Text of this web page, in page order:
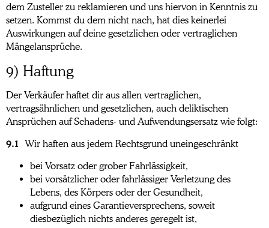
dem Zusteller zu reklamieren und uns hiervon in Kenntnis zu
setzen. Kommst du dem nicht nach, hat dies keinerlei
Auswirkungen auf deine gesetzlichen oder vertraglichen
Mängelansprüche.
9) Haftung
Der Verkäufer haftet dir aus allen vertraglichen,
vertragsähnlichen und gesetzlichen, auch deliktischen
Ansprüchen auf Schadens- und Aufwendungsersatz wie folgt:
9.1 Wir haften aus jedem Rechtsgrund uneingeschränkt
bei Vorsatz oder grober Fahrlässigkeit,
bei vorsätzlicher oder fahrlässiger Verletzung des
Lebens, des Körpers oder der Gesundheit,
aufgrund eines Garantieversprechens, soweit
diesbezüglich nichts anderes geregelt ist,